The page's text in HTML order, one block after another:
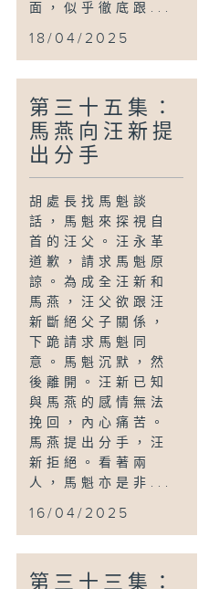
面，似乎徹底跟...
18/04/2025
第三十五集：
馬燕向汪新提
出分手
胡處長找馬魁談
話，馬魁來探視自
首的汪父。汪永革
道歉，請求馬魁原
諒。為成全汪新和
馬燕，汪父欲跟汪
新斷絕父子關係，
下跪請求馬魁同
意。馬魁沉默，然
後離開。汪新已知
與馬燕的感情無法
挽回，內心痛苦。
馬燕提出分手，汪
新拒絕。看著兩
人，馬魁亦是非...
16/04/2025
第三十三集：